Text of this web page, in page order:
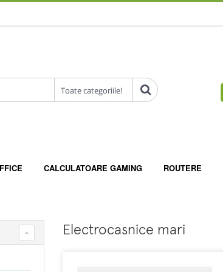
CALCULATOARE GAMING ROUTERE
Electrocasnice mari